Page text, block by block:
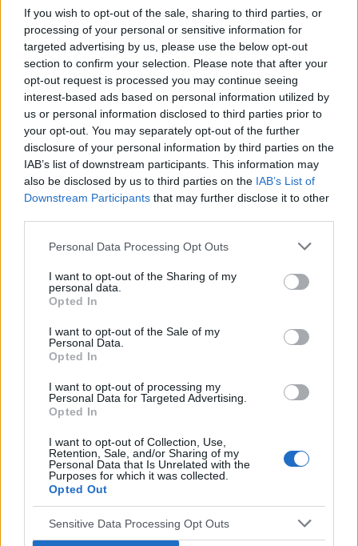
If you wish to opt-out of the sale, sharing to third parties, or
processing of your personal or sensitive information for
targeted advertising by us, please use the below opt-out
section to confirm your selection. Please note that after your
opt-out request is processed you may continue seeing
interest-based ads based on personal information utilized by
us or personal information disclosed to third parties prior to
your opt-out. You may separately opt-out of the further
disclosure of your personal information by third parties on the
IAB’s list of downstream participants. This information may
also be disclosed by us to third parties on the IAB’s List of
Downstream Participants that may further disclose it to other
Personal Data Processing Opt Outs
I want to opt-out of the Sharing of my
personal data.
Opted In
I want to opt-out of the Sale of my
Personal Data.
Opted In
I want to opt-out of processing my
Personal Data for Targeted Advertising.
Opted In
I want to opt-out of Collection, Use,
Retention, Sale, and/or Sharing of my
Personal Data that Is Unrelated with the
Purposes for which it was collected.
Opted Out
Sensitive Data Processing Opt Outs
gość
Forum: Pielęgnacja i uroda
Pacjent 007
Oni nas nie wyleczą bo nie zarobią. My ich
utrzymujemy.Oni nam ewymyślają choroby.Leczą mnie
4 lata.
gość
Forum:Dermatologia - grupa dla rodziny i
pacjenta
Znamiona płaskie
podobne zmiany. Mój synek ma 7 lat. Na jednej stronie
twarzy, przy ustach i policzku, ma kilka płaskich
Forum:Dermatologia - grupa dla rodziny i
pacjenta
Co to jest co mi się pojawiło na obu dłoniach ???
Od jakiegoś czasu pojawiło mi się na dłoniach zmiany i